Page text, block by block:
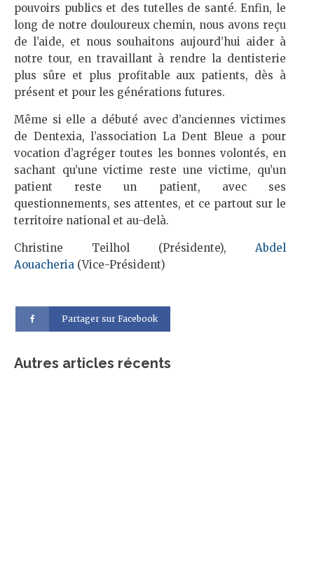
pouvoirs publics et des tutelles de santé. Enfin, le
long de notre douloureux chemin, nous avons reçu
de l’aide, et nous souhaitons aujourd’hui aider à
notre tour, en travaillant à rendre la dentisterie
plus sûre et plus profitable aux patients, dès à
présent et pour les générations futures.
Même si elle a débuté avec d’anciennes victimes
de Dentexia, l’association La Dent Bleue a pour
vocation d’agréger toutes les bonnes volontés, en
sachant qu’une victime reste une victime, qu’un
patient reste un patient, avec ses
questionnements, ses attentes, et ce partout sur le
territoire national et au-delà.
Christine Teilhol (Présidente), Abdel
Aouacheria (Vice-Président)
Partager sur Facebook
Autres articles récents